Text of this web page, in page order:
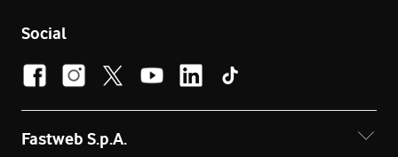
Social
Fastweb S.p.A.